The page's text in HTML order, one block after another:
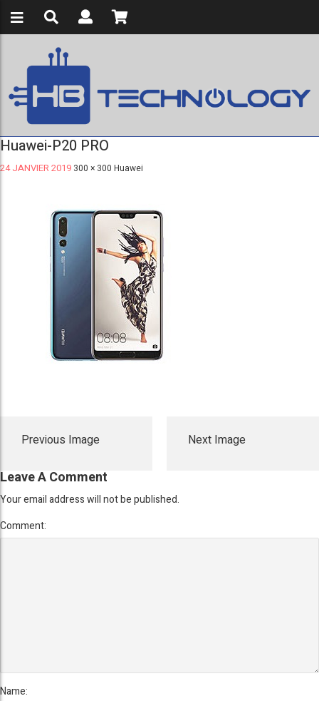
Huawei-P20 PRO
24 JANVIER 2019 300 × 300 Huawei
Previous Image Next Image
Leave A Comment
Your email address will not be published.
Comment:
Name: